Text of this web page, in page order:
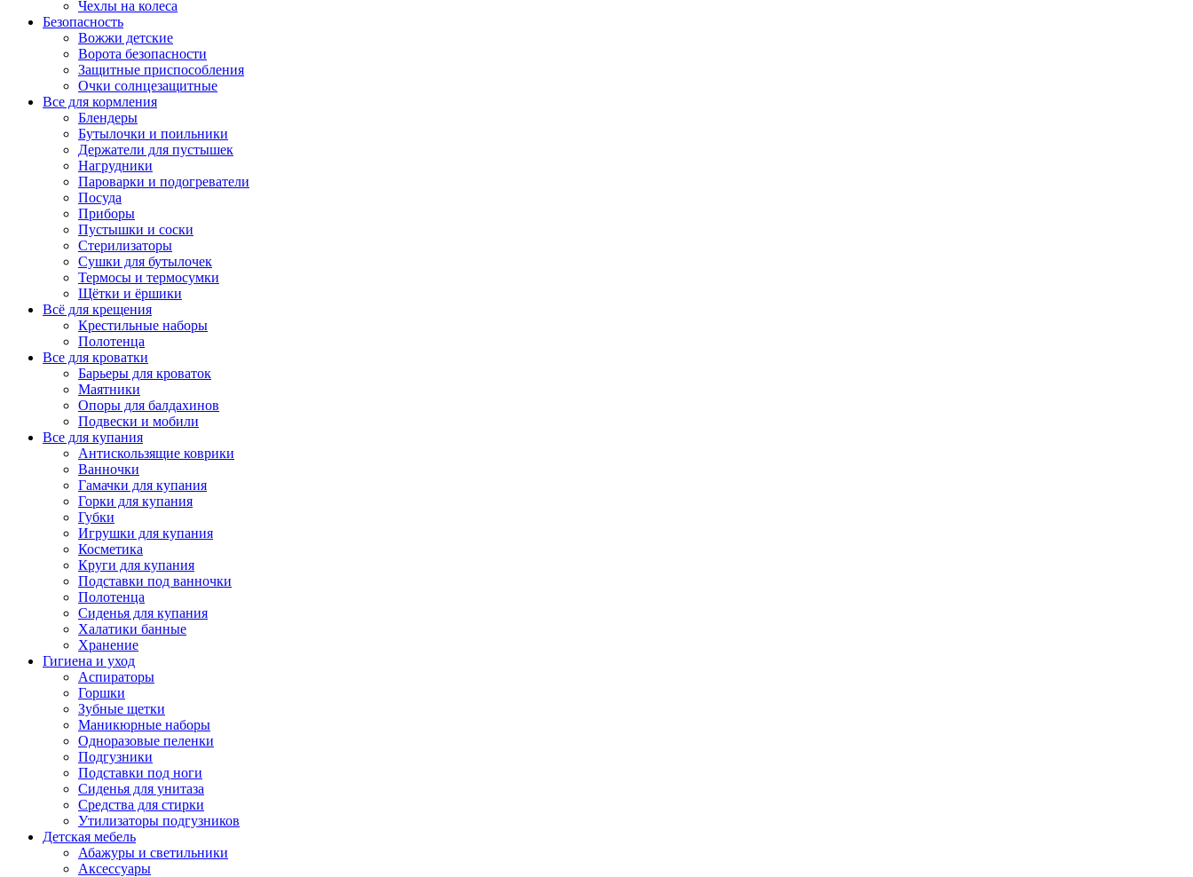
Чехлы на колеса
Безопасность
Вожжи детские
Ворота безопасности
Защитные приспособления
Очки солнцезащитные
Все для кормления
Блендеры
Бутылочки и поильники
Держатели для пустышек
Нагрудники
Пароварки и подогреватели
Посуда
Приборы
Пустышки и соски
Стерилизаторы
Сушки для бутылочек
Термосы и термосумки
Щётки и ёршики
Всё для крещения
Крестильные наборы
Полотенца
Все для кроватки
Барьеры для кроваток
Маятники
Опоры для балдахинов
Подвески и мобили
Все для купания
Антискользящие коврики
Ванночки
Гамачки для купания
Горки для купания
Губки
Игрушки для купания
Косметика
Круги для купания
Подставки под ванночки
Полотенца
Сиденья для купания
Халатики банные
Хранение
Гигиена и уход
Аспираторы
Горшки
Зубные щетки
Маникюрные наборы
Одноразовые пеленки
Подгузники
Подставки под ноги
Сиденья для унитаза
Средства для стирки
Утилизаторы подгузников
Детская мебель
Абажуры и светильники
Аксессуары